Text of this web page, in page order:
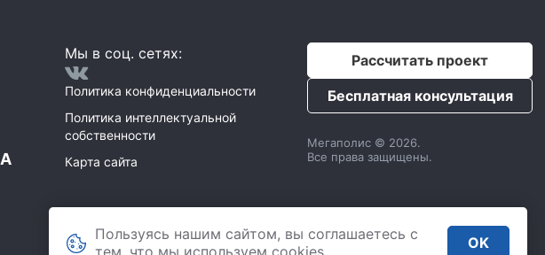
Пользуясь нашим сайтом, вы соглашаетесь с
тем, что мы используем сookies
OK
Мы в соц. сетях:
Политика конфиденциальности
Политика интеллектуальной
собственности
Карта сайта
119071, Москва,2 Донской проезд 4,
строение 1, пом. 435
Рассчитать проект
Бесплатная консультация
Мегаполис © 2026.
Все права защищены.